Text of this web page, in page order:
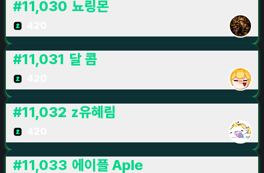
#11,030 뇨링몬
#11,031 달 콤
#11,032 z유혜림
#11,033 에이플 Aple